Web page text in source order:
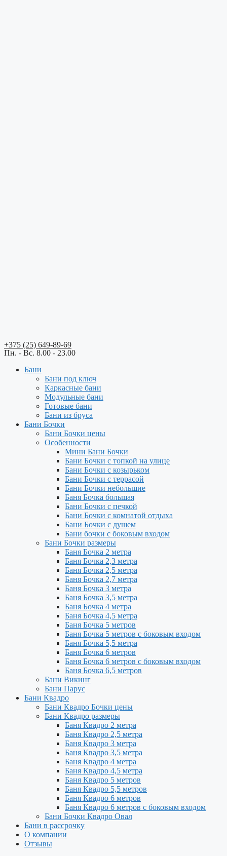
+375 (25) 649-89-69
Пн. - Вс. 8.00 - 23.00
Бани
Бани под ключ
Каркасные бани
Модульные бани
Готовые бани
Бани из бруса
Бани Бочки
Бани Бочки цены
Особенности
Мини Бани Бочки
Бани Бочки с топкой на улице
Бани Бочки с козырьком
Бани Бочки с террасой
Бани Бочки небольшие
Баня Бочка большая
Бани Бочки с печкой
Бани Бочки с комнатой отдыха
Бани Бочки с душем
Бани бочки с боковым входом
Бани Бочки размеры
Баня Бочка 2 метра
Баня Бочка 2,3 метра
Баня Бочка 2,5 метра
Баня Бочка 2,7 метра
Баня Бочка 3 метра
Баня Бочка 3,5 метра
Баня Бочка 4 метра
Баня Бочка 4,5 метра
Баня Бочка 5 метров
Баня Бочка 5 метров с боковым входом
Баня Бочка 5,5 метра
Баня Бочка 6 метров
Баня Бочка 6 метров с боковым входом
Баня Бочка 6,5 метров
Бани Викинг
Бани Парус
Бани Квадро
Бани Квадро Бочки цены
Бани Квадро размеры
Баня Квадро 2 метра
Баня Квадро 2,5 метра
Баня Квадро 3 метра
Баня Квадро 3,5 метра
Баня Квадро 4 метра
Баня Квадро 4,5 метра
Баня Квадро 5 метров
Баня Квадро 5,5 метров
Баня Квадро 6 метров
Баня Квадро 6 метров с боковым входом
Бани Бочки Квадро Овал
Бани в рассрочку
О компании
Отзывы